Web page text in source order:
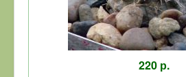
220 р.